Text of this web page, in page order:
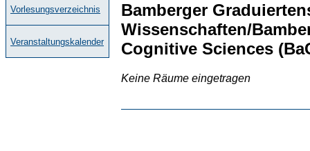
Vorlesungsverzeichnis
Veranstaltungskalender
Bamberger
Wissenschaften/
Cognitive Sciences
Keine Räume eingetragen